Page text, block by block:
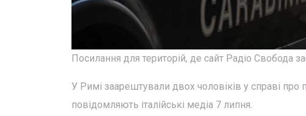
Посилання для територій, де сайт Радіо Свобода
У Римі заарештували двох чоловіків у справі про
повідомляють італійські медіа 7 липня.